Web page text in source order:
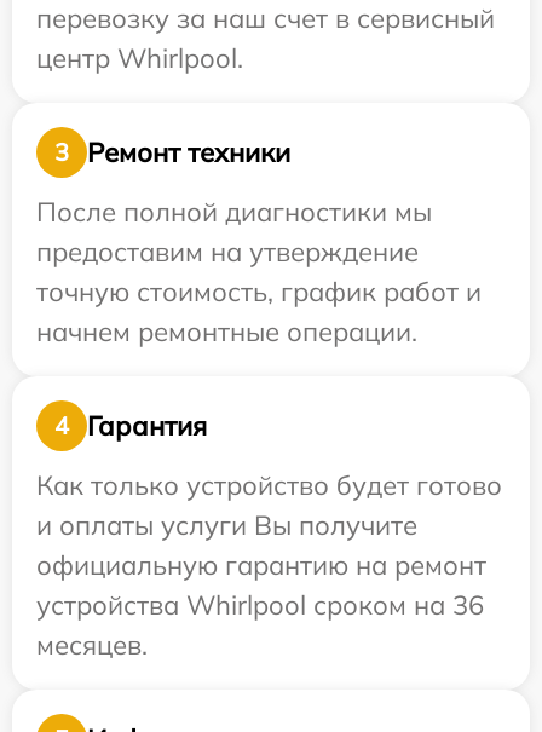
перевозку за наш счет в сервисный
центр Whirlpool.
3
Ремонт техники
После полной диагностики мы
предоставим на утверждение
точную стоимость, график работ и
начнем ремонтные операции.
4
Гарантия
Как только устройство будет готово
и оплаты услуги Вы получите
официальную гарантию на ремонт
устройства Whirlpool сроком на 36
месяцев.